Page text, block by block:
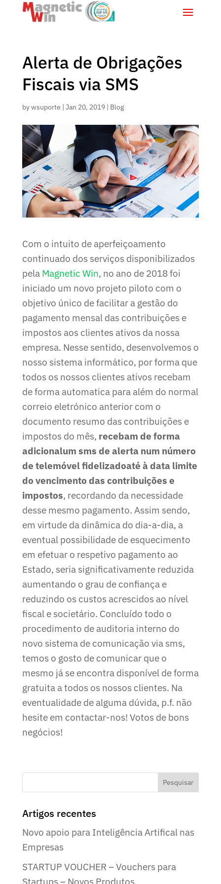
Alerta de Obrigações
Fiscais via SMS
bywsuporte | Jan 20, 2019| Blog
Com o intuito de aperfeiçoamento
continuado dos serviços disponibilizados
pela Magnetic Win, no ano de 2018 foi
iniciado um novo projeto piloto com o
objetivo único de facilitar a gestão do
pagamento mensal das contribuições e
impostos aos clientes ativos da nossa
empresa. Nesse sentido, desenvolvemos o
nosso sistema informático, por forma que
todos os nossos clientes ativos recebam
de forma automatica para além do normal
correio eletrónico anterior com o
documento resumo das contribuições e
impostos do mês, recebam de forma
adicionalum sms de alerta num número
de telemóvel fidelizadoaté à data limite
do vencimento das contribuições e
impostos, recordando da necessidade
desse mesmo pagamento. Assim sendo,
em virtude da dinâmica do dia-a-dia, a
eventual possibilidade de esquecimento
em efetuar o respetivo pagamento ao
Estado, seria significativamente reduzida
aumentando o grau de confiança e
reduzindo os custos acrescidos ao nível
fiscal e societário. Concluído todo o
procedimento de auditoria interno do
novo sistema de comunicação via sms,
temos o gosto de comunicar que o
mesmo já se encontra disponível de forma
gratuita a todos os nossos clientes. Na
eventualidade de alguma dúvida, p.f. não
hesite em contactar-nos! Votos de bons
negócios!
Artigos recentes
Novo apoio para Inteligência Artifical nas
Empresas
STARTUP VOUCHER – Vouchers para
Startups – Novos Produtos